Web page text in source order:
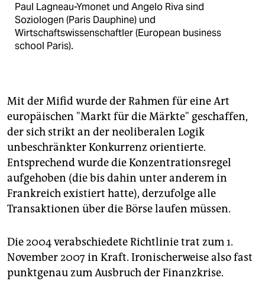
Paul Lagneau-Ymonet und Angelo Riva sind
Soziologen (Paris Dauphine) und
Wirtschaftswissenschaftler (European business
school Paris).
Mit der Mifid wurde der Rahmen für eine Art
europäischen "Markt für die Märkte" geschaffen,
der sich strikt an der neoliberalen Logik
unbeschränkter Konkurrenz orientierte.
Entsprechend wurde die Konzentrationsregel
aufgehoben (die bis dahin unter anderem in
Frankreich existiert hatte), derzufolge alle
Transaktionen über die Börse laufen müssen.
Die 2004 verabschiedete Richtlinie trat zum 1.
November 2007 in Kraft. Ironischerweise also fast
punktgenau zum Ausbruch der Finanzkrise.